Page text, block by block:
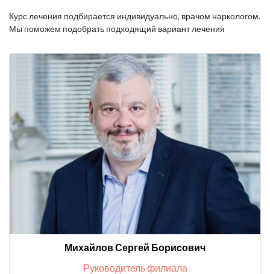
Курс лечения подбирается индивидуально, врачом наркологом.
Мы поможем подобрать подходящий вариант лечения
Михайлов Сергей Борисович
Руководитель филиала